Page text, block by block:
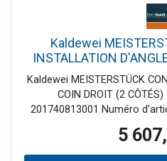
Kaldewei
INSTALLATION
1713-4081 Baignoire
cm, brillant,
Kaldewei MEISTERSTÜCK
COIN DROIT (2
201740813001 Numéro
avec bonde spéciale et
usine - avec fonction de
5